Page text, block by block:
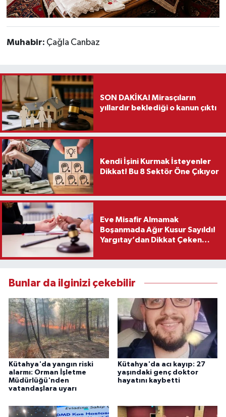
Muhabir: Çağla Canbaz
SON DAKİKA! Mirasçıların
yıllardır beklediği o kanun çıktı
Kendi İşini Kurmak İsteyenler
Dikkat! Bu 8 Sektör Öne Çıkıyor
Eve Misafir Almamak
Boşanmada Ağır Kusur Sayıldı!
Yargıtay’dan Dikkat Çeken
Bunlar da ilginizi çekebilir
Kütahya'da yangın riski
alarmı: Orman İşletme
Müdürlüğü'nden
vatandaşlara uyarı
Kütahya'da acı kayıp: 27
yaşındaki genç doktor
hayatını kaybetti